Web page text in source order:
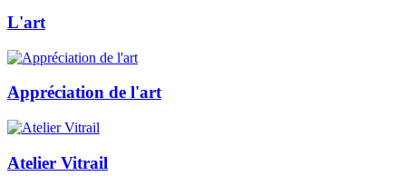
L'art
Appréciation de l'art
Atelier Vitrail